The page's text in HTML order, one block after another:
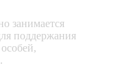
занимается
поддержания